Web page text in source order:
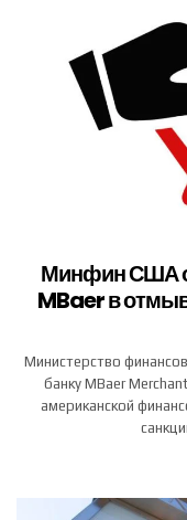
Минфин США
MBaer в
Министерство
банку MBaer
американской